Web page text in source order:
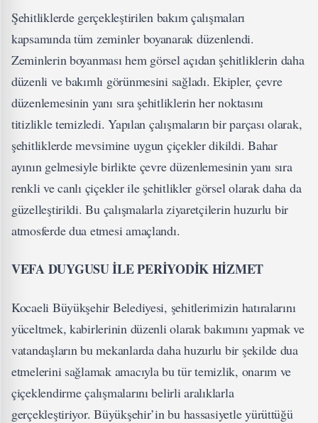
Şehitliklerde gerçekleştirilen bakım çalışmaları
kapsamında tüm zeminler boyanarak düzenlendi.
Zeminlerin boyanması hem görsel açıdan şehitliklerin daha
düzenli ve bakımlı görünmesini sağladı. Ekipler, çevre
düzenlemesinin yanı sıra şehitliklerin her noktasını
titizlikle temizledi. Yapılan çalışmaların bir parçası olarak,
şehitliklerde mevsimine uygun çiçekler dikildi. Bahar
ayının gelmesiyle birlikte çevre düzenlemesinin yanı sıra
renkli ve canlı çiçekler ile şehitlikler görsel olarak daha da
güzelleştirildi. Bu çalışmalarla ziyaretçilerin huzurlu bir
atmosferde dua etmesi amaçlandı.
VEFA DUYGUSU İLE PERİYODİK HİZMET
Kocaeli Büyükşehir Belediyesi, şehitlerimizin hatıralarını
yüceltmek, kabirlerinin düzenli olarak bakımını yapmak ve
vatandaşların bu mekanlarda daha huzurlu bir şekilde dua
etmelerini sağlamak amacıyla bu tür temizlik, onarım ve
çiçeklendirme çalışmalarını belirli aralıklarla
gerçekleştiriyor. Büyükşehir’in bu hassasiyetle yürüttüğü